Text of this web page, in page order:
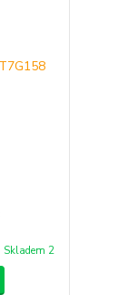
Skladem 2